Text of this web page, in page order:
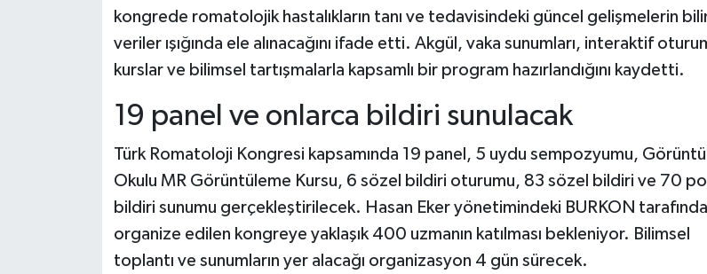
kongrede romatolojik hastalıkların tanı ve tedavisindeki güncel gelişmelerin
veriler ışığında ele alınacağını ifade etti. Akgül, vaka sunumları, interaktif
kurslar ve bilimsel tartışmalarla kapsamlı bir program hazırlandığını kaydetti.
19 panel ve onlarca bildiri sunulacak
Türk Romatoloji Kongresi kapsamında 19 panel, 5 uydu sempozyumu,
Okulu MR Görüntüleme Kursu, 6 sözel bildiri oturumu, 83 sözel bildiri ve 70
bildiri sunumu gerçekleştirilecek. Hasan Eker yönetimindeki BURKON
organize edilen kongreye yaklaşık 400 uzmanın katılması bekleniyor. Bilimsel
toplantı ve sunumların yer alacağı organizasyon 4 gün sürecek.